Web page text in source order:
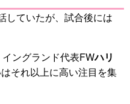
していたが、試合後には
ングランド代表FWハリ
それ以上に高い注目を集